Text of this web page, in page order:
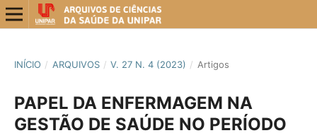
INÍCIO / ARQUIVOS / V. 27 N. 4 (2023) / Artigos
PAPEL DA ENFERMAGEM NA
GESTÃO DE SAÚDE NO PERÍODO